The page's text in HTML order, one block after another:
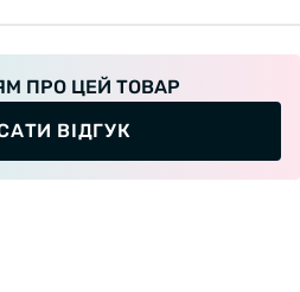
ПРО ЦЕЙ ТОВАР
ВІДГУК